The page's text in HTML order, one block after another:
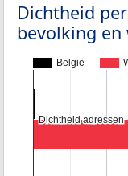
Dichtheid
bevolking en
België
Dichtheid adressen
Dichtheid adressen